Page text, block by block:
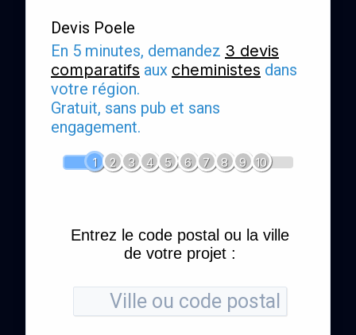
Devis Poele
En 5 minutes, demandez 3 devis
comparatifs aux cheministes dans
votre région.
Gratuit, sans pub et sans
engagement.
1 2 3 4 5 6 7 8 9 10
Entrez le code postal ou la ville
de votre projet :